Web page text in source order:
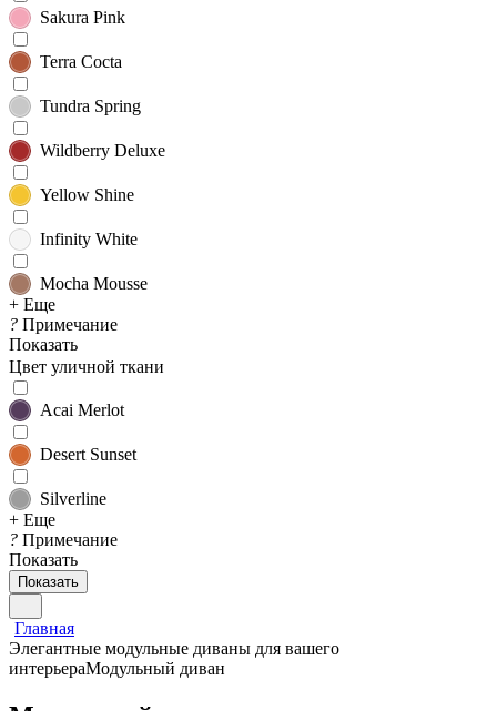
Sakura Pink
Terra Cocta
Tundra Spring
Wildberry Deluxe
Yellow Shine
Infinity White
Mocha Mousse
+ Еще
? Примечание
Показать
Цвет уличной ткани
Acai Merlot
Desert Sunset
Silverline
+ Еще
? Примечание
Показать
Показать
Главная
Элегантные модульные диваны для вашего
интерьераМодульный диван